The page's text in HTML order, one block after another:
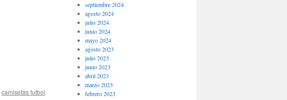
camisetas futbol
septiembre 2024
agosto 2024
julio 2024
junio 2024
mayo 2024
agosto 2023
julio 2023
junio 2023
abril 2023
marzo 2023
febrero 2023